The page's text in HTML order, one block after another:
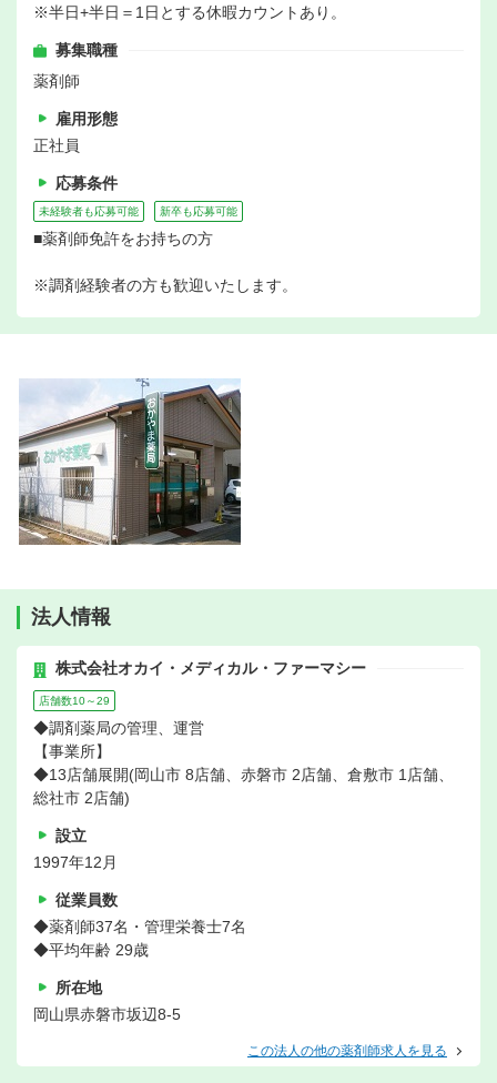
※半日+半日＝1日とする休暇カウントあり。
募集職種
薬剤師
雇用形態
正社員
応募条件
未経験者も応募可能 新卒も応募可能
■薬剤師免許をお持ちの方
※調剤経験者の方も歓迎いたします。
法人情報
株式会社オカイ・メディカル・ファーマシー
店舗数10～29
◆調剤薬局の管理、運営
【事業所】
◆13店舗展開(岡山市 8店舗、赤磐市 2店舗、倉敷市 1店舗、
総社市 2店舗)
設立
1997年12月
従業員数
◆薬剤師37名・管理栄養士7名
◆平均年齢 29歳
所在地
岡山県赤磐市坂辺8-5
この法人の他の薬剤師求人を見る